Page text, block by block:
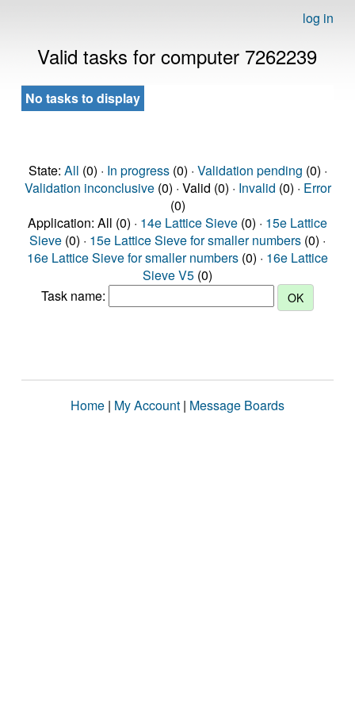
log in
Valid tasks for computer 7262239
No tasks to display
State: All (0) · In progress(0) · Validation pending (0) ·
Validation inconclusive(0) · Valid (0) · Invalid (0) · Error
(0)
Application: All (0) · 14e Lattice Sieve (0) · 15e Lattice
Sieve (0) · 15e Lattice Sieve for smaller numbers (0) ·
16e Lattice Sieve for smaller numbers (0) · 16e Lattice
Sieve V5 (0)
Task name:
Home | My Account | Message Boards